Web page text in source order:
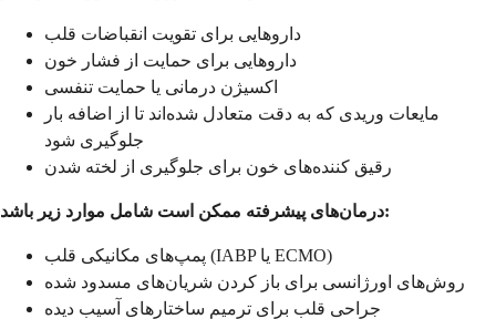
داروهایی برای تقویت انقباضات قلب
داروهایی برای حمایت از فشار خون
اکسیژن درمانی یا حمایت تنفسی
مایعات وریدی که به دقت متعادل شده‌اند تا از اضافه بار
جلوگیری شود
رقیق کننده‌های خون برای جلوگیری از لخته شدن
درمان‌های پیشرفته ممکن است شامل موارد زیر باشد:
پمپ‌های مکانیکی قلب (IABP یا ECMO)
روش‌های اورژانسی برای باز کردن شریان‌های مسدود شده
جراحی قلب برای ترمیم ساختارهای آسیب دیده